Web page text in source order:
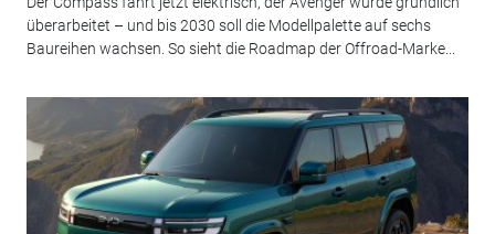
überarbeitet – und bis 2030 soll die Modellpalette auf sechs
Baureihen wachsen. So sieht die Roadmap der Offroad-Marke...